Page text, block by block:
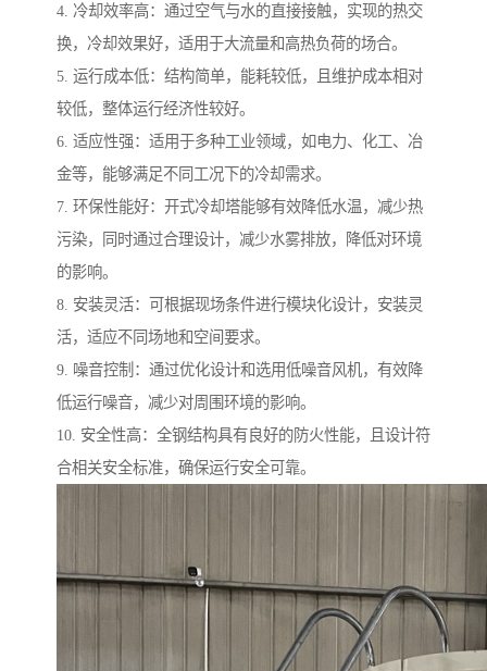
4. 冷却效率高：通过空气与水的直接接触，实现的热交
换，冷却效果好，适用于大流量和高热负荷的场合。
5. 运行成本低：结构简单，能耗较低，且维护成本相对
较低，整体运行经济性较好。
6. 适应性强：适用于多种工业领域，如电力、化工、冶
金等，能够满足不同工况下的冷却需求。
7. 环保性能好：开式冷却塔能够有效降低水温，减少热
污染，同时通过合理设计，减少水雾排放，降低对环境
的影响。
8. 安装灵活：可根据现场条件进行模块化设计，安装灵
活，适应不同场地和空间要求。
9. 噪音控制：通过优化设计和选用低噪音风机，有效降
低运行噪音，减少对周围环境的影响。
10. 安全性高：全钢结构具有良好的防火性能，且设计符
合相关安全标准，确保运行安全可靠。